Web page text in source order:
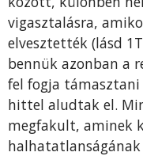
vigasztalásra,
elvesztették (lásd
bennük azonban a
fel fogja
hittel aludtak el.
megfakult, aminek